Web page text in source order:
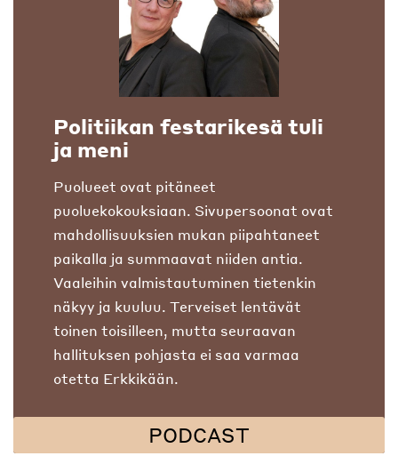
Politiikan festarikesä tuli
ja meni
Puolueet ovat pitäneet
puoluekokouksiaan. Sivupersoonat ovat
mahdollisuuksien mukan piipahtaneet
paikalla ja summaavat niiden antia.
Vaaleihin valmistautuminen tietenkin
näkyy ja kuuluu. Terveiset lentävät
toinen toisilleen, mutta seuraavan
hallituksen pohjasta ei saa varmaa
otetta Erkkikään.
PODCAST